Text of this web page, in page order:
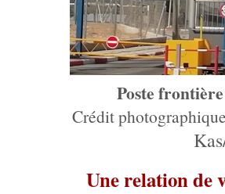
Poste
Crédit
Une relation de